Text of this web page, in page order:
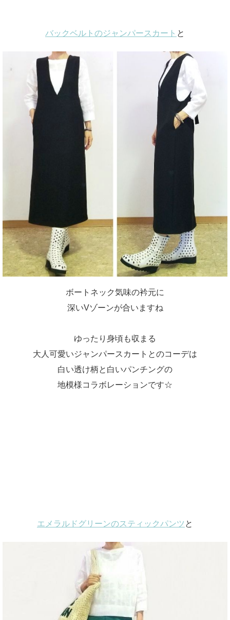
バックベルトのジャンパースカート と
ボートネック気味の衿元に
深いVゾーンが合いますね
ゆったり身頃も収まる
大人可愛いジャンパースカートとのコーデは
白い透け柄と白いパンチングの
地模様コラボレーションです☆
エメラルドグリーンのスティックパンツ と